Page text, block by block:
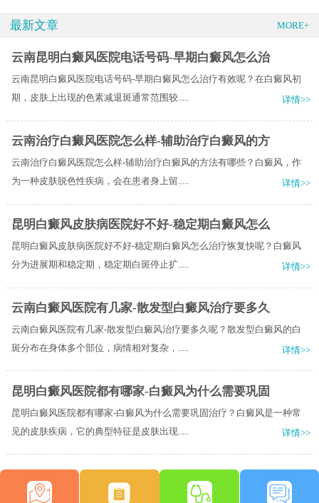
最新文章 MORE+
云南昆明白癜风医院电话号码-早期白癜风怎么治
云南昆明白癜风医院电话号码-早期白癜风怎么治疗有效呢？在白癜风初
期，皮肤上出现的色素减退斑通常范围较.....
详情>>
云南治疗白癜风医院怎么样-辅助治疗白癜风的方
云南治疗白癜风医院怎么样-辅助治疗白癜风的方法有哪些？白癜风，作
为一种皮肤脱色性疾病，会在患者身上留.....
详情>>
昆明白癜风皮肤病医院好不好-稳定期白癜风怎么
昆明白癜风皮肤病医院好不好-稳定期白癜风怎么治疗恢复快呢？白癜风
分为进展期和稳定期，稳定期白斑停止扩.....
详情>>
云南白癜风医院有几家-散发型白癜风治疗要多久
云南白癜风医院有几家-散发型白癜风治疗要多久呢？散发型白癜风的白
斑分布在身体多个部位，病情相对复杂，.....
详情>>
昆明白癜风医院都有哪家-白癜风为什么需要巩固
昆明白癜风医院都有哪家-白癜风为什么需要巩固治疗？白癜风是一种常
见的皮肤疾病，它的典型特征是皮肤出现.....
详情>>